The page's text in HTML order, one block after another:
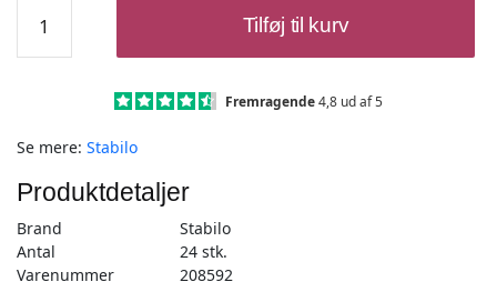
trio
filtpen
antal
Tilføj til kurv
Fremragende4,8 ud af 5
Se mere: Stabilo
Produktdetaljer
Brand
Stabilo
Antal
24 stk.
Varenummer
208592